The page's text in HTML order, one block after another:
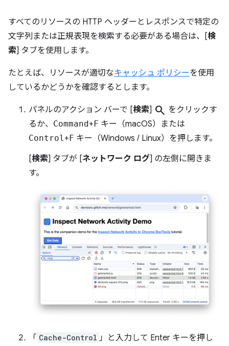
すべてのリソースの HTTP ヘッダーとレスポンスで特定の
文字列または正規表現を検索する必要がある場合は、[検
索] タブを使用します。
たとえば、リソースが適切なキャッシュ ポリシーを使用
しているかどうかを確認するとします。
パネルのアクション バーで [検索] search をクリックす
るか、 Command+ F キー（macOS）または
Control+ F キー（Windows / Linux）を押します。
[検索] タブが [ネットワーク ログ] の左側に開きま
す。
「 Cache-Control 」と入力して Enter キーを押し